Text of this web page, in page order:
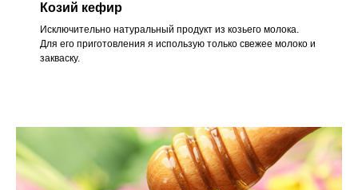
Козий кефир
Исключительно натуральный продукт из козьего молока.
Для его приготовления я использую только свежее молоко и
закваску.